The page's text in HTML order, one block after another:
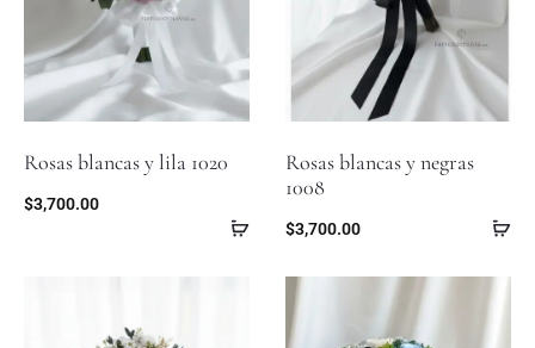
Rosas blancas y lila 1020
$3,700.00
Rosas blancas y negras
1008
$3,700.00